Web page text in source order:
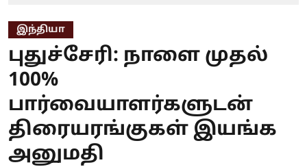
இந்தியா
புதுச்சேரி: நாளை முதல்
100%
பார்வையாளர்களுடன்
திரையரங்குகள் இயங்க
அனுமதி